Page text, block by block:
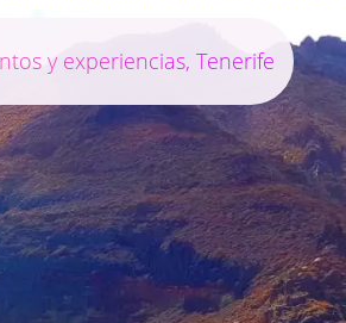
y experiencias, Tenerife